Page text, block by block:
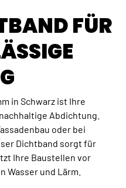
FÜR
in Schwarz ist Ihre
Abdichtung.
oder bei
Dichtband sorgt für
Ihre Baustellen vor
und Lärm.